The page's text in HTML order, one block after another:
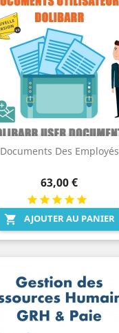
Documents Des Employés
Prix
63,00 €
 AJOUTER AU PANIER